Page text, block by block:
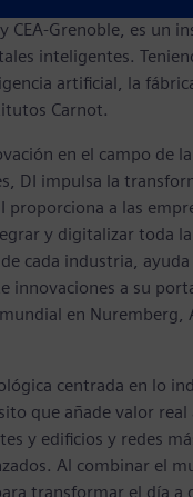
CEA-Grenoble, es
inteligentes.
artificial, la
Carnot.
en el campo de
DI impulsa la
a las
y digitalizar toda
cada industria,
innovaciones a su
en
centrada en lo
que añade valor
y edificios y redes
Al combinar el
transformar el día a